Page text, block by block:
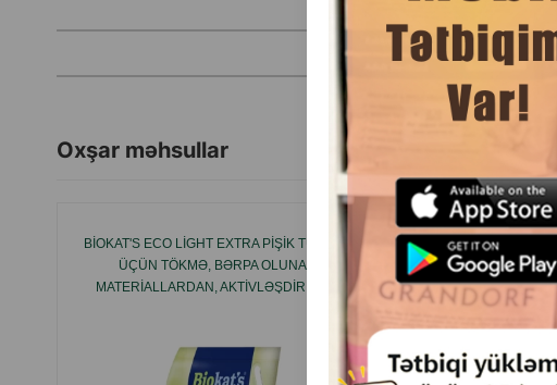
DAHA
Oxşar məhsullar
BIOKAT'S ECO LIGHT EXTRA PIŞIK TUALETI
ÜÇÜN TÖKMƏ, BƏRPA OLUNAN
MATERIALLARDAN, AKTIVLƏŞDIRILMIŞ
BIOKAT'S ECO
BLOSSOM TOFU
TÖKMƏ, YAZ ƏTRI